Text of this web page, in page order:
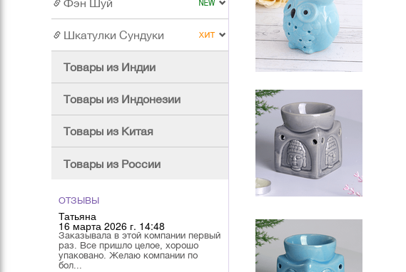
Фэн Шуй
Шкатулки Сундуки
Товары из Индии
Товары из Индонезии
Товары из Китая
Товары из России
ОТЗЫВЫ
Татьяна
16 марта 2026 г. 14:48
Заказывала в этой компании первый
раз. Все пришло целое, хорошо
упаковано. Желаю компании по
бол...